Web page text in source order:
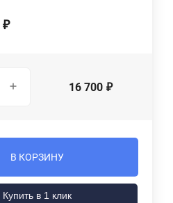
₽
16 700 ₽
В КОРЗИНУ
Купить в 1 клик